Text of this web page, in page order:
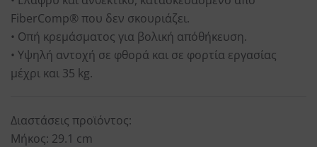
FiberComp® που δεν σκουριάζει.
• Oπή κρεμάσματος για βολική απόθήκευση.
• Υψηλή αντοχή σε φθορά και σε φορτία εργασίας
μέχρι και 35 kg.
Διαστάσεις προϊόντος:
Μήκος: 29.1 cm